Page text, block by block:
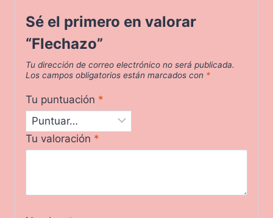
Sé el primero en valorar
“Flechazo”
Tu dirección de correo electrónico no será publicada.
Los campos obligatorios están marcados con *
Tu puntuación *
Tu valoración *